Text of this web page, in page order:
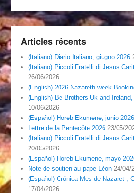
Articles récents
(Italiano) Diario Italiano, giugno 2026
(Italiano) Piccoli Fratelli di Jesus
26/06/2026
(English) 2026 Nazareth week
(English) Be Brothers Uk and
10/06/2026
(Español) Horeb Ekumene, junio 2026
Lettre de la Pentecôte 2026 23/05/
(Italiano) Piccoli Fratelli di Jesus
20/05/2026
(Español) Horeb Ekumene, mayo
Note de soutien au pape Léon 24/04/
(Español) Crónica Mes de Nazaret ,
17/04/2026